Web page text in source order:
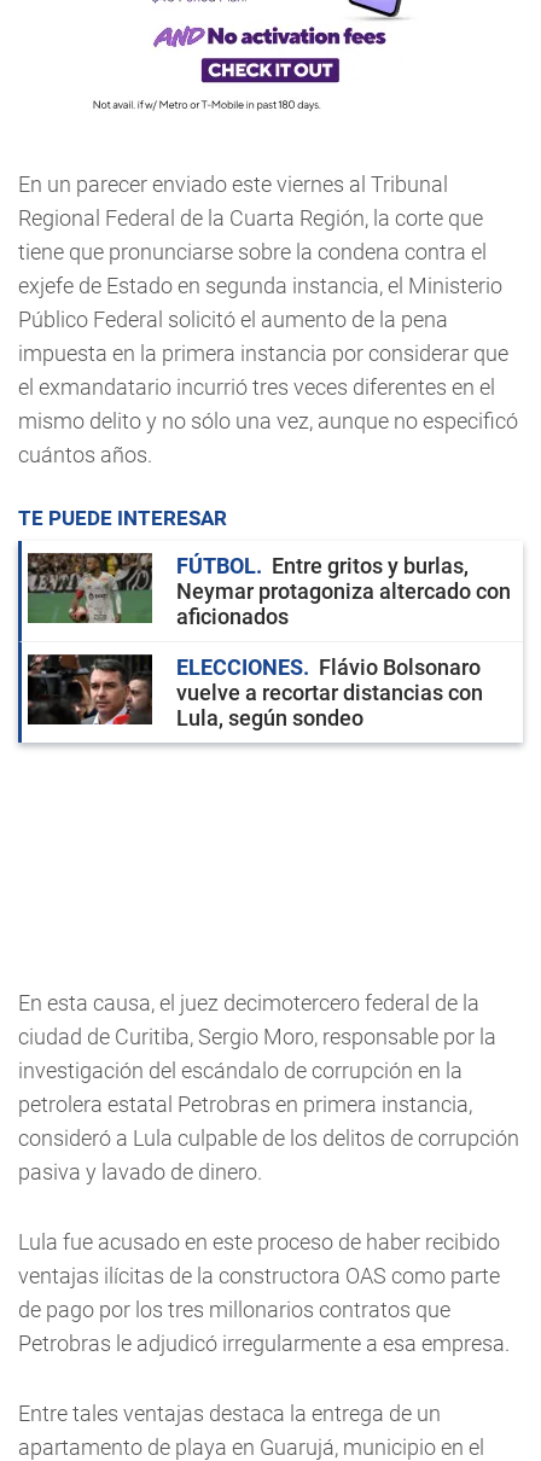
En un parecer enviado este viernes al Tribunal
Regional Federal de la Cuarta Región, la corte que
tiene que pronunciarse sobre la condena contra el
exjefe de Estado en segunda instancia, el Ministerio
Público Federal solicitó el aumento de la pena
impuesta en la primera instancia por considerar que
el exmandatario incurrió tres veces diferentes en el
mismo delito y no sólo una vez, aunque no especificó
cuántos años.
TE PUEDE INTERESAR
FÚTBOL
Entre gritos y burlas,
Neymar protagoniza altercado con
aficionados
ELECCIONES
Flávio Bolsonaro
vuelve a recortar distancias con
Lula, según sondeo
En esta causa, el juez decimotercero federal de la
ciudad de Curitiba, Sergio Moro, responsable por la
investigación del escándalo de corrupción en la
petrolera estatal Petrobras en primera instancia,
consideró a Lula culpable de los delitos de corrupción
pasiva y lavado de dinero.
Lula fue acusado en este proceso de haber recibido
ventajas ilícitas de la constructora OAS como parte
de pago por los tres millonarios contratos que
Petrobras le adjudicó irregularmente a esa empresa.
Entre tales ventajas destaca la entrega de un
apartamento de playa en Guarujá, municipio en el